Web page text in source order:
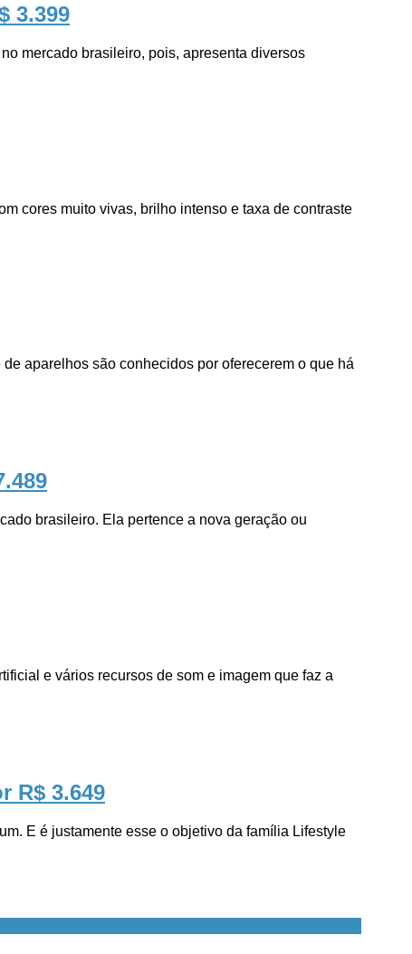
3.399
mercado brasileiro, pois, apresenta diversos
cores muito vivas, brilho intenso e taxa de contraste
aparelhos são conhecidos por oferecerem o que há
brasileiro. Ela pertence a nova geração ou
e vários recursos de som e imagem que faz a
R$ 3.649
E é justamente esse o objetivo da família Lifestyle